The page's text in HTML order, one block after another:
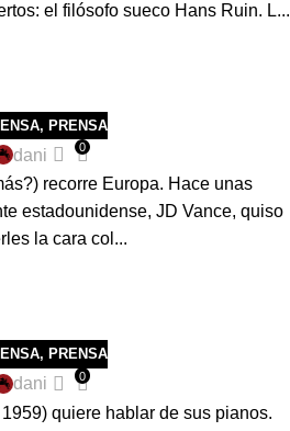
el filósofo sueco Hans Ruin. L...
, PRENSA
dani 0
recorre Europa. Hace unas
estadounidense, JD Vance, quiso
la cara col...
, PRENSA
dani 0
quiere hablar de sus pianos.